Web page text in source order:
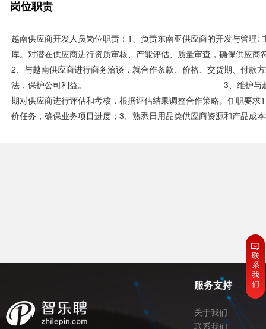
岗位职责
越南供应商开发人员岗位职责：1、负责东南亚供应商的开发与管理
库。对潜在供应商进行资质审核、产能评估、质量审查，确保供应
2、与越南供应商进行商务洽谈，就合作条款、价格、交货期、付款
法，保护公司利益。 3、维护与越南供应商的良
期对供应商进行评估和考核，根据评估结果调整合作策略。任职要
价任务，确保业务项目进度；3、熟悉日用品类供应商资源和产品成
服务支持
关于我们
联系我们
联
系
我
们